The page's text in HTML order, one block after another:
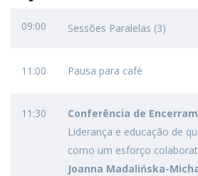
09:00 Sessões Paralelas (3)
11:00 Pausa para café
11:30
Conferência de
Liderança e educação de
como um esforço
Joanna Madalińska-